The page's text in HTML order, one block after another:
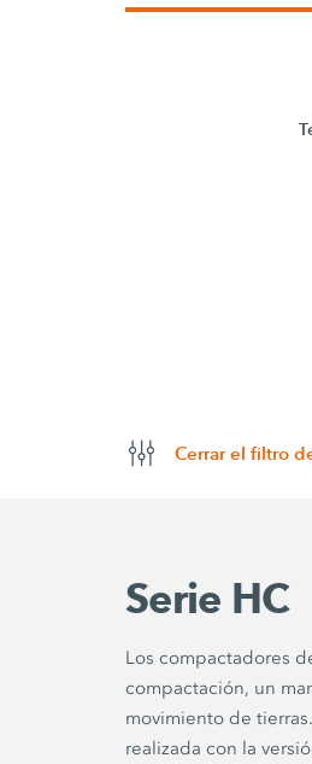
Cerrar el filtro
Serie HC
Los compactadores
compactación, un
movimiento de
realizada con la